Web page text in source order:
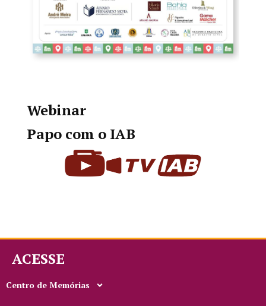
Webinar
Papo com o IAB
ACESSE
Centro de Memórias